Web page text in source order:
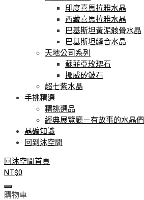
印度喜馬拉雅水晶
西藏喜馬拉雅水晶
巴基斯坦黃泥骸骨水晶
巴基斯坦縫合水晶
天地公司系列
蘇菲亞玫瑰石
挪威矽鈹石
超七紫水晶
手挑精選
精挑選品
經典展覽廳－有故事的水晶們
晶礦知識
回到沐空間
回沐空間首頁
NT$0
購物車